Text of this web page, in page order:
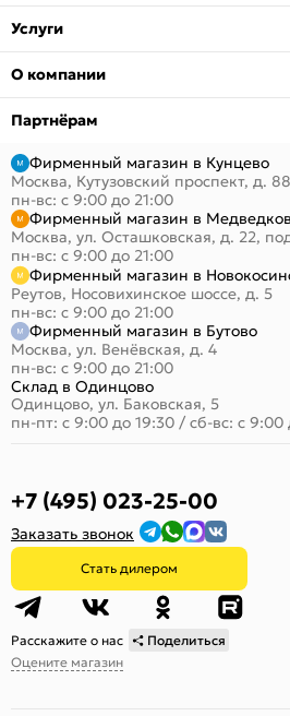
Услуги
О компании
Партнёрам
Фирменный магазин в Кунцево
Москва, Кутузовский проспект, д. 88
пн-вс: с 9:00 до 21:00
Фирменный магазин в
Москва, ул. Осташковская, д. 22,
пн-вс: с 9:00 до 21:00
Фирменный магазин в
Реутов, Носовихинское шоссе, д. 5
пн-вс: с 9:00 до 21:00
Фирменный магазин в Бутово
Москва, ул. Венёвская, д. 4
пн-вс: с 9:00 до 21:00
Склад в Одинцово
Одинцово, ул. Баковская, 5
пн-пт: с 9:00 до 19:30 / сб-вс: с 9:00
+7 (495) 023-25-00
Заказать звонок
Стать дилером
Расскажите о нас
Поделиться
Оцените магазин